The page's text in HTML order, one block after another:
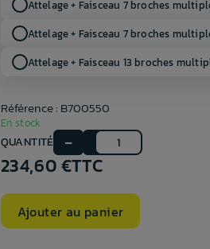
Attelage + Faisceau 7 broches
Attelage + Faisceau 7 broches
Attelage + Faisceau 13 broches
QUANTITÉ
En stock
Référence : B700550
234,60 €TTC
Ajouter au panier